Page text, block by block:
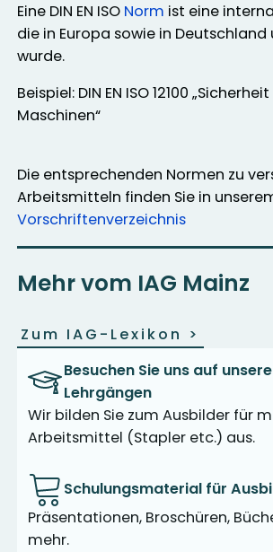
Eine DIN EN ISO Norm ist eine
die in Europa sowie in
wurde.
Beispiel: DIN EN ISO 12100
Maschinen“
Die entsprechenden Normen zu
Arbeitsmitteln finden Sie in
Vorschriftenverzeichnis
Mehr vom IAG Mainz
Zum IAG-Lexikon >
Besuchen Sie uns auf
Lehrgängen
Wir bilden Sie zum Ausbilder für
Arbeitsmittel (Stapler etc.) aus.
Schulungsmaterial für
Präsentationen, Broschüren,
mehr.